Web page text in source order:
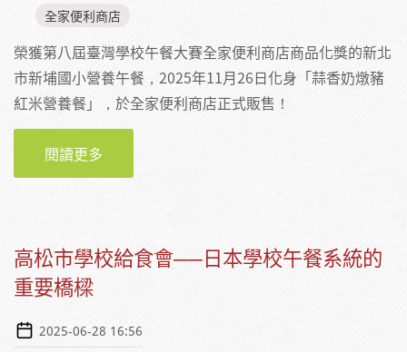
全家便利商店
榮獲第八屆臺灣學校午餐大賽全家便利商店商品化獎的新北
市新埔國小營養午餐，2025年11月26日化身「蒜香奶燉豬
紅米營養餐」，於全家便利商店正式販售！
閱讀更多
家買起來！新北市新埔國小營養午餐作品全國
高松市學校給食會──日本學校午餐系統的
重要橋樑
2025-06-28 16:56